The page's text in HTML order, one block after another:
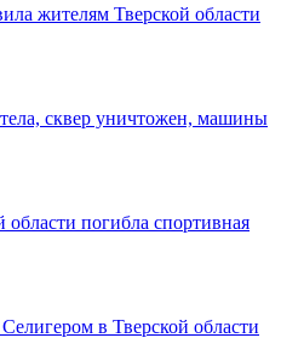
жителям Тверской области
сквер уничтожен, машины
погибла спортивная
в Тверской области